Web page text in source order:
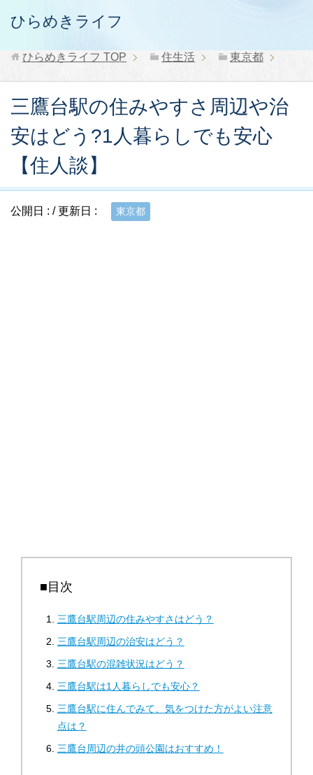
ひらめきライフ
ひらめきライフ TOP 住生活 東京都
三鷹台駅の住みやすさ周辺や治
安はどう?1人暮らしでも安心
【住人談】
公開日 : / 更新日 : 東京都
■目次
三鷹台駅周辺の住みやすさはどう？
三鷹台駅周辺の治安はどう？
三鷹台駅の混雑状況はどう？
三鷹台駅は1人暮らしでも安心？
三鷹台駅に住んでみて、気をつけた方がよい注意
点は？
三鷹台周辺の井の頭公園はおすすめ！